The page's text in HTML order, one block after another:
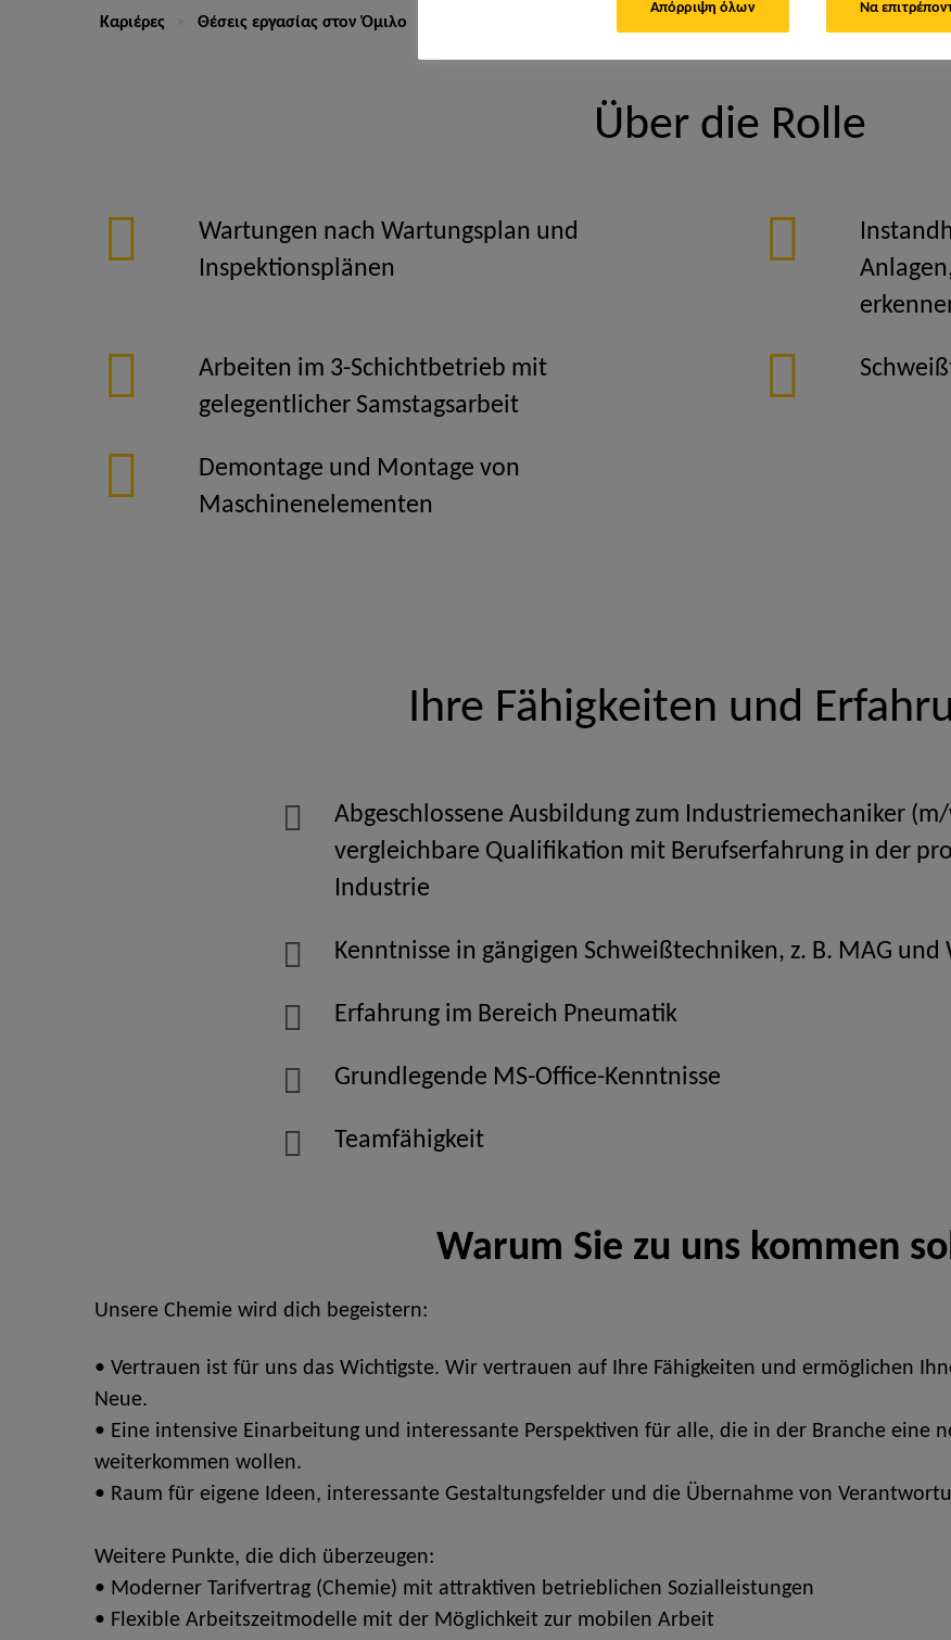
Καριέρες Θέσεις εργασίας στον Όμιλο
Über die Rolle
Wartungen nach Wartungsplan und
Inspektionsplänen
Arbeiten im 3-Schichtbetrieb mit
gelegentlicher Samstagsarbeit
Demontage und Montage von
Maschinenelementen
Ihre Fähigkeiten und
Abgeschlossene Ausbildung zum Industriemechaniker
vergleichbare Qualifikation mit Berufserfahrung in der
Industrie
Kenntnisse in gängigen Schweißtechniken, z. B. MAG und
Erfahrung im Bereich Pneumatik
Grundlegende MS-Office-Kenntnisse
Teamfähigkeit
Warum Sie zu uns kommen
Unsere Chemie wird dich begeistern:
• Vertrauen ist für uns das Wichtigste. Wir vertrauen auf Ihre Fähigkeiten und ermöglichen
Neue.
• Eine intensive Einarbeitung und interessante Perspektiven für alle, die in der Branche eine
weiterkommen wollen.
• Raum für eigene Ideen, interessante Gestaltungsfelder und die Übernahme von
Weitere Punkte, die dich überzeugen:
• Moderner Tarifvertrag (Chemie) mit attraktiven betrieblichen Sozialleistungen
• Flexible Arbeitszeitmodelle mit der Möglichkeit zur mobilen Arbeit
Απόρριψη όλων Να